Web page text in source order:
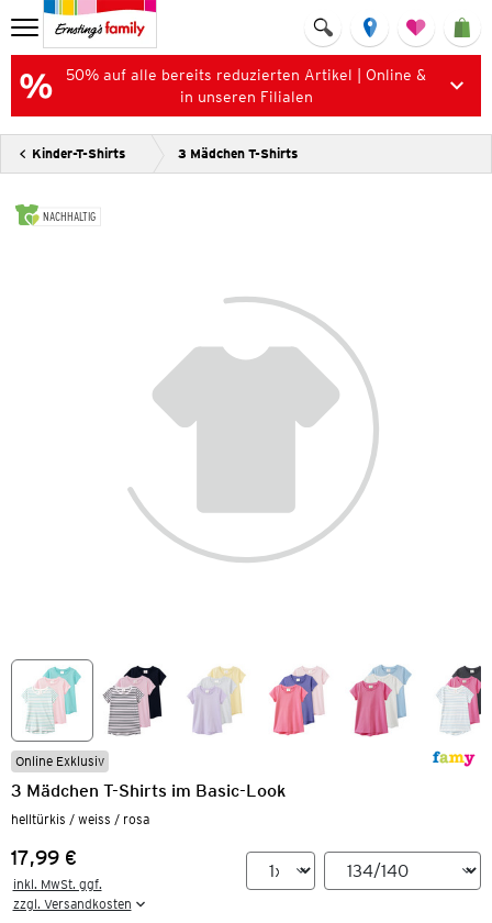
50% auf alle bereits reduzierten Artikel | Online &
in unseren Filialen
Kinder-T-Shirts 3 Mädchen T-Shirts
NACHHALTIG
Online Exklusiv
3 Mädchen T-Shirts im Basic-Look
helltürkis / weiss / rosa
Preis:
17,99 €
inkl. MwSt. ggf.
zzgl. Versandkosten